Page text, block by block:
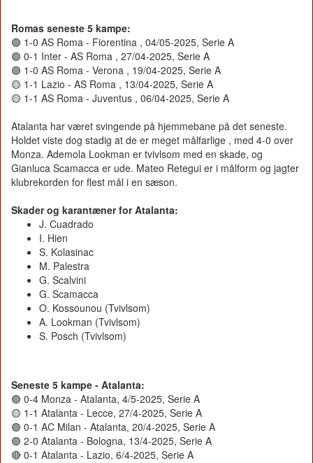
Romas seneste 5 kampe:
🟢 1-0 AS Roma - Fiorentina , 04/05-2025, Serie A
🟢 0-1 Inter - AS Roma , 27/04-2025, Serie A
🟢 1-0 AS Roma - Verona , 19/04-2025, Serie A
🟡 1-1 Lazio - AS Roma , 13/04-2025, Serie A
🟡 1-1 AS Roma - Juventus , 06/04-2025, Serie A
Atalanta har været svingende på hjemmebane på det seneste.
Holdet viste dog stadig at de er meget målfarlige , med 4-0 over
Monza. Ademola Lookman er tvivlsom med en skade, og
Gianluca Scamacca er ude. Mateo Retegui er i målform og jagter
klubrekorden for flest mål i en sæson.
Skader og karantæner for Atalanta:
J. Cuadrado
I. Hien
S. Kolasinac
M. Palestra
G. Scalvini
G. Scamacca
O. Kossounou (Tvivlsom)
A. Lookman (Tvivlsom)
S. Posch (Tvivlsom)
Seneste 5 kampe - Atalanta:
🟢 0-4 Monza - Atalanta, 4/5-2025, Serie A
🟡 1-1 Atalanta - Lecce, 27/4-2025, Serie A
🟢 0-1 AC Milan - Atalanta, 20/4-2025, Serie A
🟢 2-0 Atalanta - Bologna, 13/4-2025, Serie A
🔴 0-1 Atalanta - Lazio, 6/4-2025, Serie A